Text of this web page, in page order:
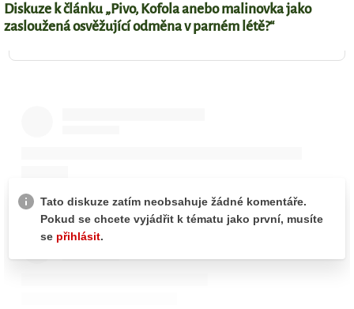
Diskuze k článku „Pivo, Kofola anebo malinovka jako
zasloužená osvěžující odměna v parném létě?“